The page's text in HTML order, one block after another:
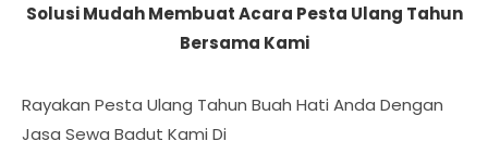
Solusi Mudah Membuat Acara Pesta Ulang Tahun
Bersama Kami
Rayakan Pesta Ulang Tahun Buah Hati Anda Dengan
Jasa Sewa Badut Kami Di Cipulir Jakarta